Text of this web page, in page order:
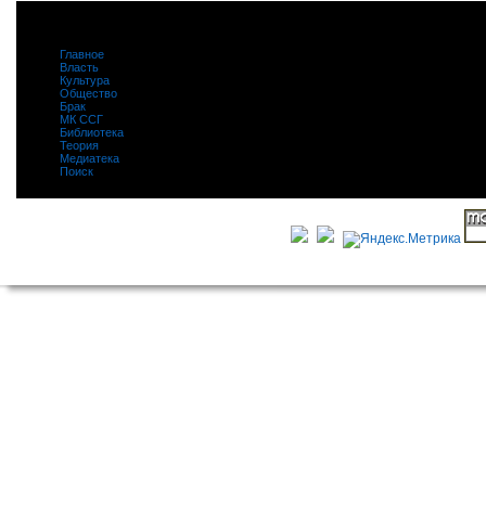
Главное
Власть
Культура
Общество
Брак
МК ССГ
Библиотека
Теория
Медиатека
Поиск